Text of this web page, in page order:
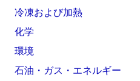
冷凍および加熱
化学
環境
石油・ガス・エネルギー